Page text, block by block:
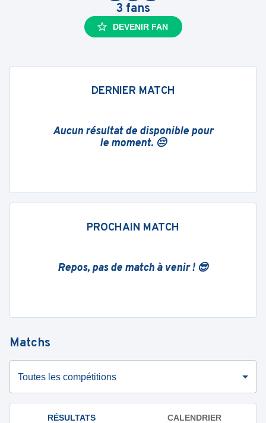
3 fans
DEVENIR FAN
DERNIER MATCH
Aucun résultat de disponible pour
le moment. 😔
PROCHAIN MATCH
Repos, pas de match à venir ! 😎
Matchs
Toutes les compétitions
RÉSULTATS CALENDRIER